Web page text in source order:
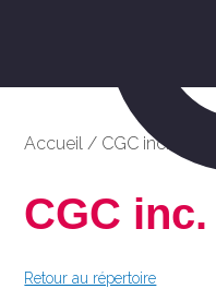
Accueil / CGC inc.
CGC inc.
Retour au répertoire